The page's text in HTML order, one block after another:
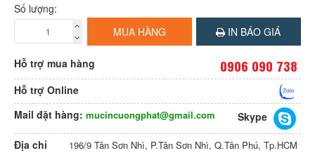
Số lượng:
MUA HÀNG
IN BÁO GIÁ
Hỗ trợ mua hàng 0906 090 738
Hỗ trợ Online
Mail đặt hàng: mucincuongphat@gmail.com
Skype
Địa chỉ
196/9 Tân Sơn Nhì, P.Tân Sơn Nhì, Q.Tân Phú, Tp.HCM